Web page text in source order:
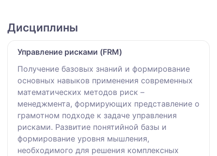
Дисциплины
Управление рисками (FRM)
Получение базовых знаний и формирование
основных навыков применения современных
математических методов риск –
менеджмента, формирующих представление о
грамотном подходе к задаче управления
рисками. Развитие понятийной базы и
формирование уровня мышления,
необходимого для решения комплексных